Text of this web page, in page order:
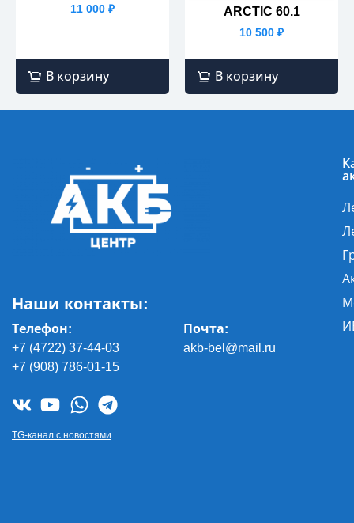
11 000 ₽
В корзину
ARCTIC 60.1
10 500 ₽
В корзину
Наши контакты:
Телефон:
+7 (4722) 37-44-03
+7 (908) 786-01-15
Почта:
akb-bel@mail.ru
TG-канал с новостями